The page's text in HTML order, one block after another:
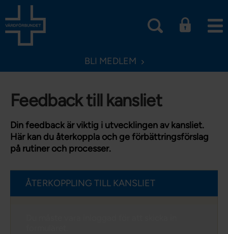
BLI MEDLEM
Feedback till kansliet
Din feedback är viktig i utvecklingen av kansliet.
Här kan du återkoppla och ge förbättringsförslag
på rutiner och processer.
ÅTERKOPPLING TILL KANSLIET